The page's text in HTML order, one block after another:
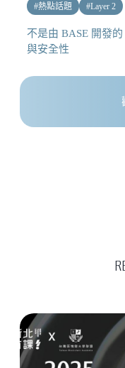
#熱點話題 #Layer 2
不是由 BASE 開發
與安全性